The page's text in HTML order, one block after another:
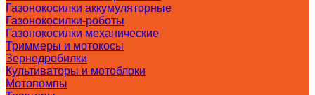
Газонокосилки аккумуляторные
Газонокосилки-роботы
Газонокосилки механические
Триммеры и мотокосы
Зернодробилки
Культиваторы и мотоблоки
Мотопомпы